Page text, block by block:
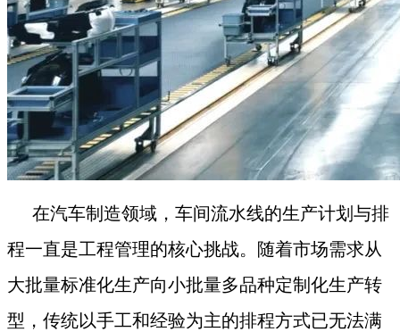
在汽车制造领域，车间流水线的生产计划与排
程一直是工程管理的核心挑战。随着市场需求从
大批量标准化生产向小批量多品种定制化生产转
型，传统以手工和经验为主的排程方式已无法满